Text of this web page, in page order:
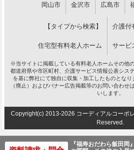
岡山市 金沢市 広島市
【タイプから検索】 介護付
住宅型有料老人ホーム サービ
※当サイトに掲載している有料老人ホームその他
都道府県や市区町村、介護サービス情報公表シス
を基に弊社にて独自に収集・加工したものとな
（廃止）およびバナー広告掲載等のお問い合わせは
いします。
Copyright(c) 2013-2026 コーディアルコーポ
Reserved.
『福寿おだわら飯田岡